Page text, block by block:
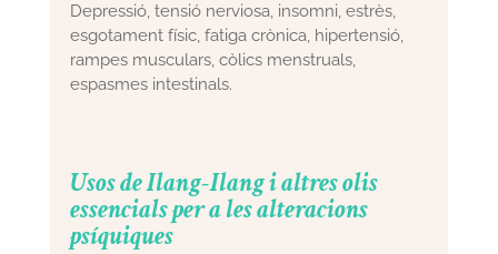
Depressió, tensió nerviosa, insomni, estrès,
esgotament físic, fatiga crònica, hipertensió,
rampes musculars, còlics menstruals,
espasmes intestinals.
Usos de Ilang-Ilang i altres olis
essencials per a les alteracions
psíquiques